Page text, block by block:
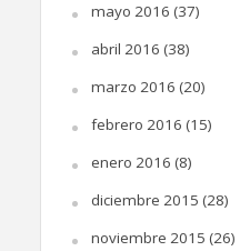
mayo 2016 (37)
abril 2016 (38)
marzo 2016 (20)
febrero 2016 (15)
enero 2016 (8)
diciembre 2015 (28)
noviembre 2015 (26)